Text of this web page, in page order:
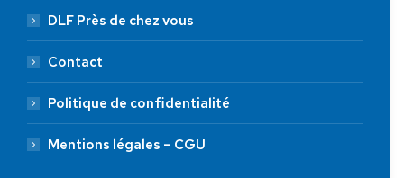
DLF Près de chez vous
Contact
Politique de confidentialité
Mentions légales – CGU